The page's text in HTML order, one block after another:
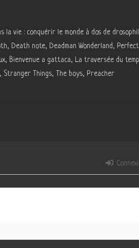
vie : conquérir le monde à dos de
Death note, Deadman Wonderland,
Bienvenue a gattaca, La traversée du
Stranger Things, The boys, Preacher